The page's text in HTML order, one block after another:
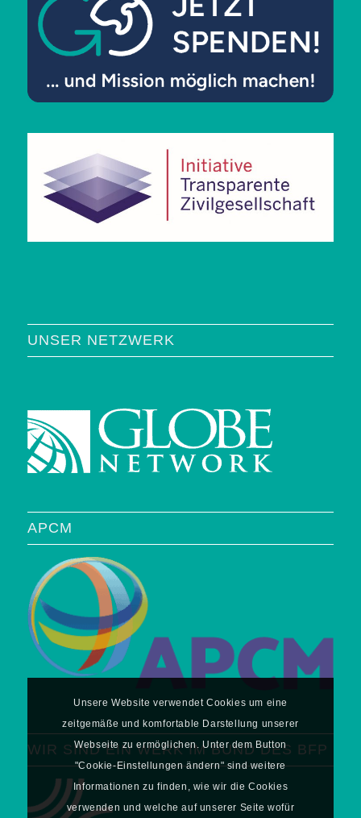
UNSER NETZWERK
APCM
WIR SIND EIN WERK IM BUND DES BFP
Unsere Website verwendet Cookies um eine
zeitgemäße und komfortable Darstellung unserer
Webseite zu ermöglichen. Unter dem Button
"Cookie-Einstellungen ändern" sind weitere
Informationen zu finden, wie wir die Cookies
verwenden und welche auf unserer Seite wofür